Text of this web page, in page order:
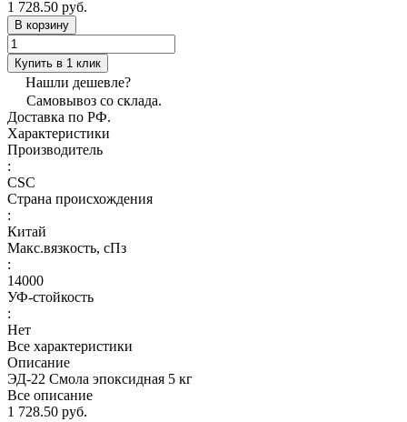
1 728.50 руб.
В корзину
Купить в 1 клик
Нашли дешевле?
Самовывоз со склада.
Доставка по РФ.
Характеристики
Производитель
:
CSC
Страна происхождения
:
Китай
Макс.вязкoсть, сПз
:
14000
УФ-стойкость
:
Нет
Все характеристики
Описание
ЭД-22 Смола эпоксидная 5 кг
Все описание
1 728.50 руб.